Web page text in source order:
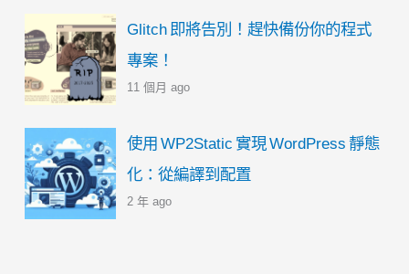
廊
設
置
圓
縮
圖
Glitch 即將告別！趕快備份你的程式
專案！
11 個月 ago
使用 WP2Static 實現 WordPress 靜態
化：從編譯到配置
2 年 ago